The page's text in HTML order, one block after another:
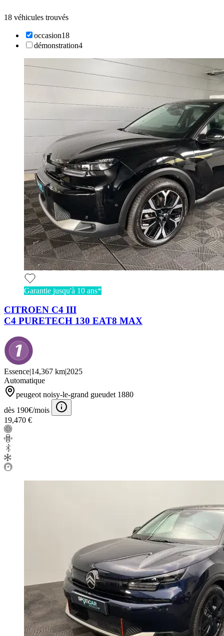
18 véhicules trouvés
occasion18
démonstration4
Garantie jusqu'à 10 ans*
CITROEN C4 III
C4 PURETECH 130 EAT8 MAX
Essence|14,367 km|2025
Automatique
peugeot noisy-le-grand gueudet 1880
dès 190€/mois
19,470 €